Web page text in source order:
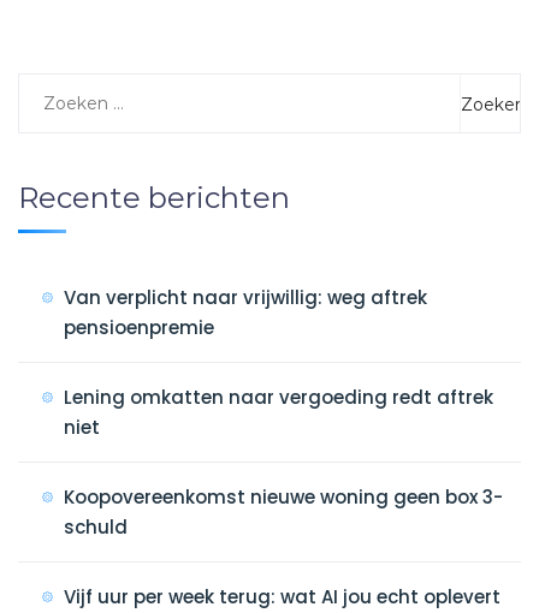
Recente berichten
Van verplicht naar vrijwillig: weg aftrek
pensioenpremie
Lening omkatten naar vergoeding redt aftrek
niet
Koopovereenkomst nieuwe woning geen box 3-
schuld
Vijf uur per week terug: wat AI jou echt oplevert